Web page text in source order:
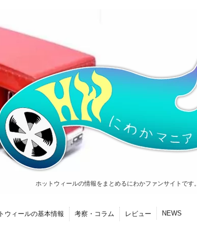
ホットウィールの情報をまとめるにわかファンサイトです。
ウィールの基本情報 考察・コラム レビュー NEWS